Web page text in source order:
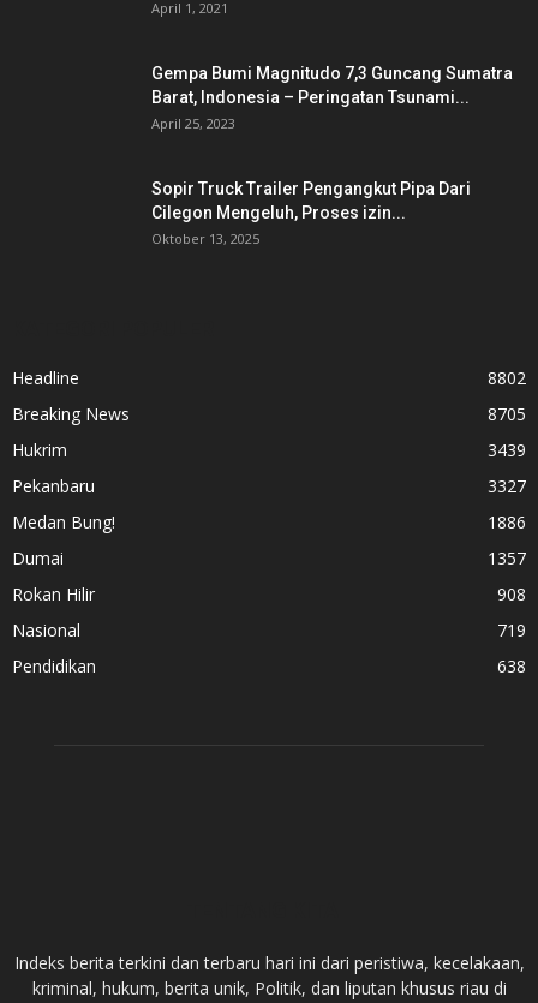
April 1, 2021
Gempa Bumi Magnitudo 7,3 Guncang Sumatra
Barat, Indonesia – Peringatan Tsunami...
April 25, 2023
Sopir Truck Trailer Pengangkut Pipa Dari
Cilegon Mengeluh, Proses izin...
Oktober 13, 2025
Headline
8802
Breaking News
8705
Hukrim
3439
Pekanbaru
3327
Medan Bung!
1886
Dumai
1357
Rokan Hilir
908
Nasional
719
Pendidikan
638
Indeks berita terkini dan terbaru hari ini dari peristiwa, kecelakaan,
kriminal, hukum, berita unik, Politik, dan liputan khusus riau di